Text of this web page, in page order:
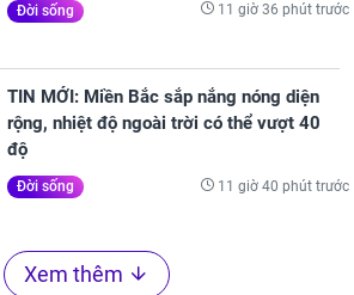
Đời sống 11 giờ 36 phút trước
TIN MỚI: Miền Bắc sắp nắng nóng diện
rộng, nhiệt độ ngoài trời có thể vượt 40
độ
Đời sống 11 giờ 40 phút trước
Xem thêm